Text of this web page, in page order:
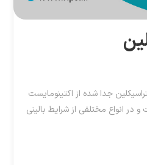
جدا شده از اکتینومایست
انواع مختلفی از شرایط بالینی